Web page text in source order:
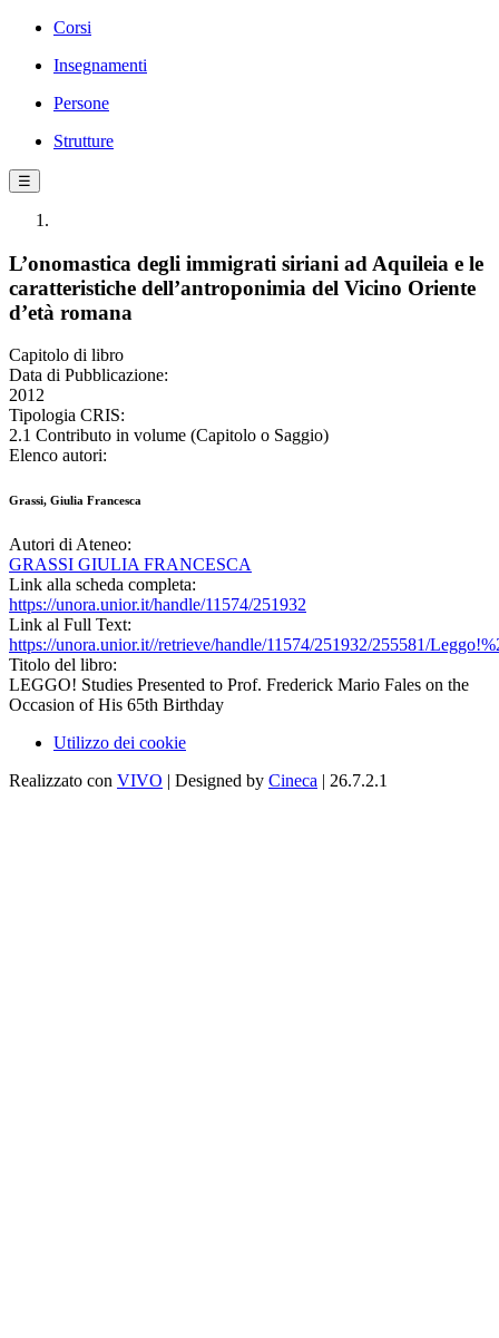
Corsi
Insegnamenti
Persone
Strutture
☰
L’onomastica degli immigrati siriani ad Aquileia e le
caratteristiche dell’antroponimia del Vicino Oriente
d’età romana
Capitolo di libro
Data di Pubblicazione:
2012
Tipologia CRIS:
2.1 Contributo in volume (Capitolo o Saggio)
Elenco autori:
Grassi, Giulia Francesca
Autori di Ateneo:
GRASSI GIULIA FRANCESCA
Link alla scheda completa:
https://unora.unior.it/handle/11574/251932
Link al Full Text:
https://unora.unior.it//retrieve/handle/11574/251932/255581/
Titolo del libro:
LEGGO! Studies Presented to Prof. Frederick Mario Fales on the
Occasion of His 65th Birthday
Utilizzo dei cookie
Realizzato con VIVO | Designed by Cineca | 26.7.2.1